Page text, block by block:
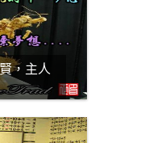
，主人